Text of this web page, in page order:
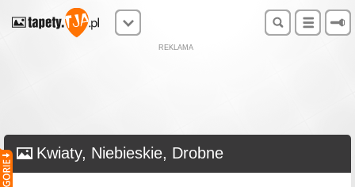
REKLAMA
Kwiaty, Niebieskie, Drobne